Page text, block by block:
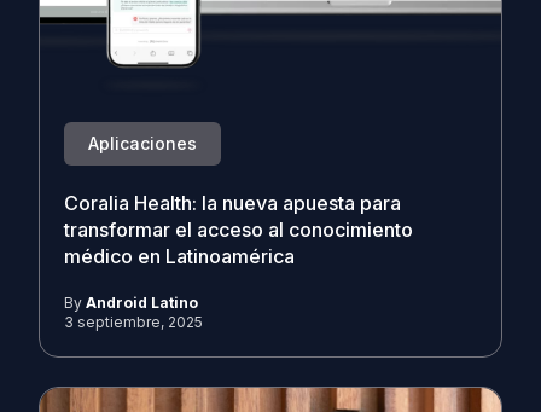
Aplicaciones
Coralia Health: la nueva apuesta para
transformar el acceso al conocimiento
médico en Latinoamérica
By Android Latino
3 septiembre, 2025